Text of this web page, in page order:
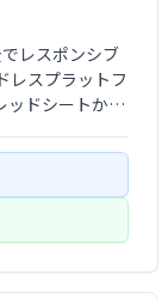
レスポンシブ
レスプラットフ
ッドシートから
ポート機能も備